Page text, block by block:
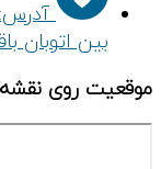
آدرس:
بین اتوبان
موقعیت روی نقشه